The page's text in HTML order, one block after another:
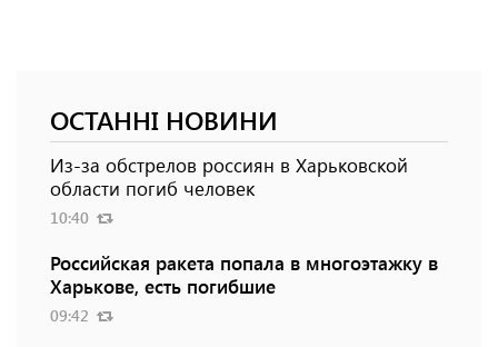
ОСТАННІ НОВИНИ
Из-за обстрелов россиян в Харьковской
области погиб человек
10:40
Российская ракета попала в многоэтажку в
Харькове, есть погибшие
09:42